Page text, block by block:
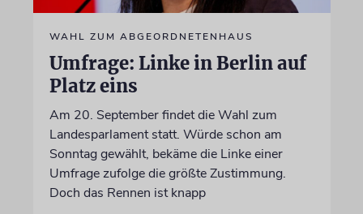
WAHL ZUM ABGEORDNETENHAUS
Umfrage: Linke in Berlin auf
Platz eins
Am 20. September findet die Wahl zum
Landesparlament statt. Würde schon am
Sonntag gewählt, bekäme die Linke einer
Umfrage zufolge die größte Zustimmung.
Doch das Rennen ist knapp